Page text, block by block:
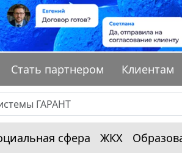
Стать партнером Клиентам
сфера ЖКХ